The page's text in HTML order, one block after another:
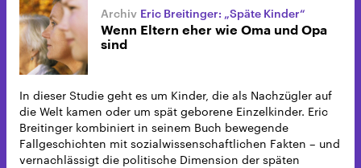
Eric Breitinger: „Späte Kinder“
Wenn Eltern eher wie Oma und Opa
sind
In dieser Studie geht es um Kinder, die als Nachzügler auf
die Welt kamen oder um spät geborene Einzelkinder. Eric
Breitinger kombiniert in seinem Buch bewegende
Fallgeschichten mit sozialwissenschaftlichen Fakten – und
vernachlässigt die politische Dimension der späten